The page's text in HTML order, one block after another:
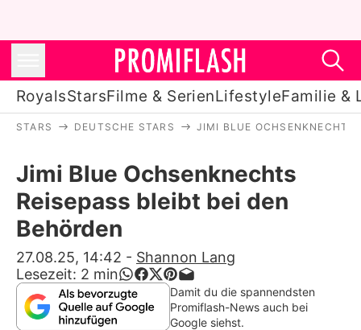
RoyalsStarsFilme & SerienLifestyleFamilie &
Stars
Filme & Serien
Lifestyle
Familie & Liebe
Promiflash Exklusiv
STARS DEUTSCHE STARS JIMI BLUE OCHSENKNECHT
Jimi Blue Ochsenknechts
Reisepass bleibt bei den
Behörden
27.08.25, 14:42 - Shannon Lang
Lesezeit: 2 min
Damit du die spannendsten
Promiflash-News auch bei
Google siehst.